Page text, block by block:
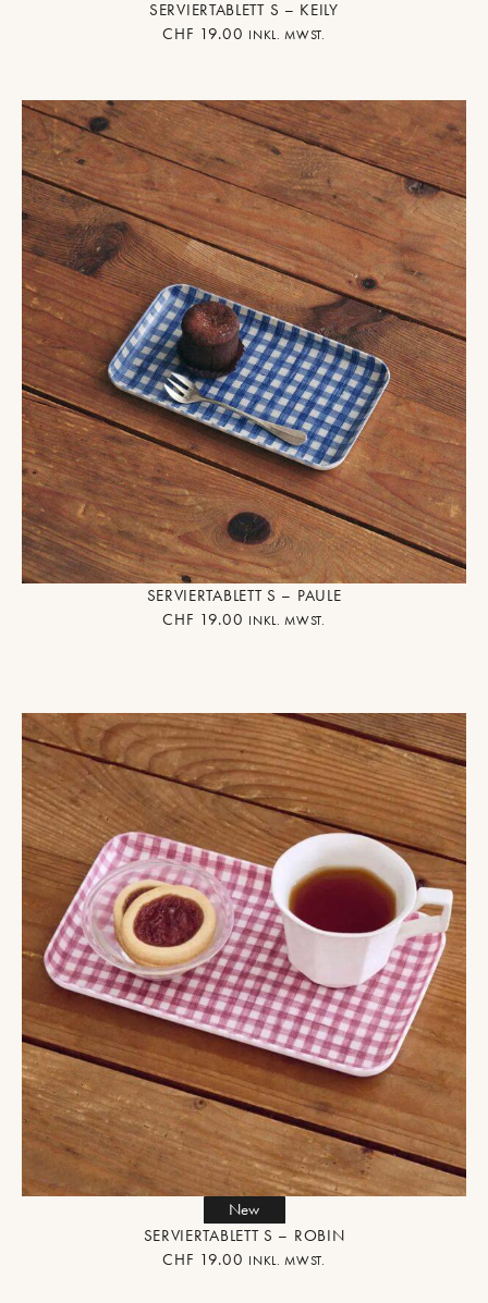
SERVIERTABLETT S – KEILY
CHF 19.00 INKL. MWST.
SERVIERTABLETT S – PAULE
CHF 19.00 INKL. MWST.
New
SERVIERTABLETT S – ROBIN
CHF 19.00 INKL. MWST.